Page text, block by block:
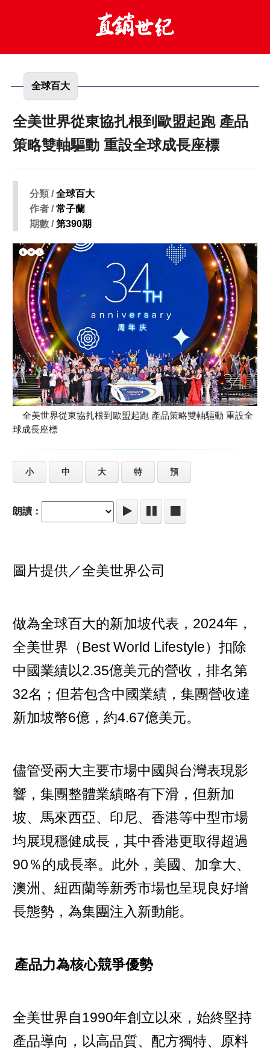
全球百大
全美世界從東協扎根到歐盟起跑 產品
策略雙軸驅動 重設全球成長座標
分類 /全球百大
作者 /常子蘭
期數 /第390期
全美世界從東協扎根到歐盟起跑 產品策略雙軸驅動 重設全
球成長座標
小 中 大 特 預
朗讀：
圖片提供／全美世界公司
做為全球百大的新加坡代表，2024年，
全美世界（Best World Lifestyle）扣除
中國業績以2.35億美元的營收，排名第
32名；但若包含中國業績，集團營收達
新加坡幣6億，約4.67億美元。
儘管受兩大主要市場中國與台灣表現影
響，集團整體業績略有下滑，但新加
坡、馬來西亞、印尼、香港等中型市場
均展現穩健成長，其中香港更取得超過
90％的成長率。此外，美國、加拿大、
澳洲、紐西蘭等新秀市場也呈現良好增
長態勢，為集團注入新動能。
產品力為核心競爭優勢
全美世界自1990年創立以來，始終堅持
產品導向，以高品質、配方獨特、原料